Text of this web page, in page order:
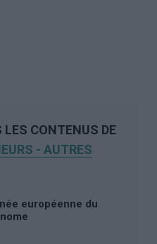
CONTENUS DE
- AUTRES
européenne du